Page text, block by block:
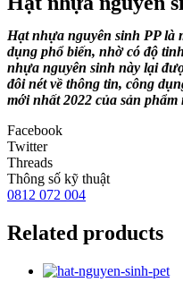
Hạt nhựa nguyên sinh PP là
dụng phổ biến, nhờ có độ
nhựa nguyên sinh này lại
đôi nét về thông tin, công
mới nhất 2022 của sản phẩm
Facebook
Twitter
Threads
Thông số kỹ thuật
0812 072 004
Related products